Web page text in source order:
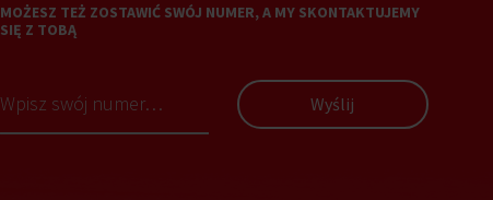
MOŻESZ TEŻ ZOSTAWIĆ SWÓJ NUMER, A MY SKONTAKTUJEMY
SIĘ Z TOBĄ
Wyślij